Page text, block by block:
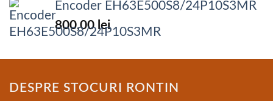
Encoder EH63E500S8/24P10S3MR
800,00 lei
DESPRE STOCURI RONTIN